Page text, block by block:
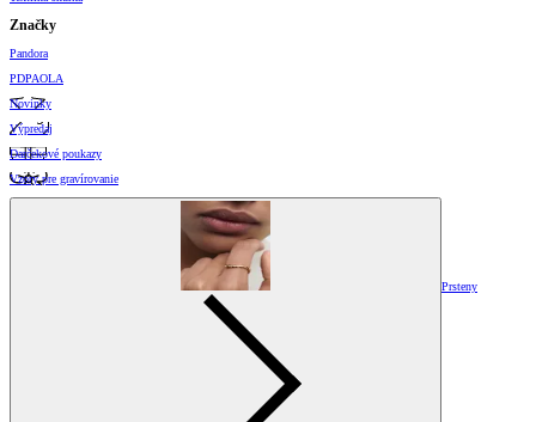
Značky
Pandora
PDPAOLA
Novinky
Výpredaj
Darčekové poukazy
Vzory pre gravírovanie
Prsteny